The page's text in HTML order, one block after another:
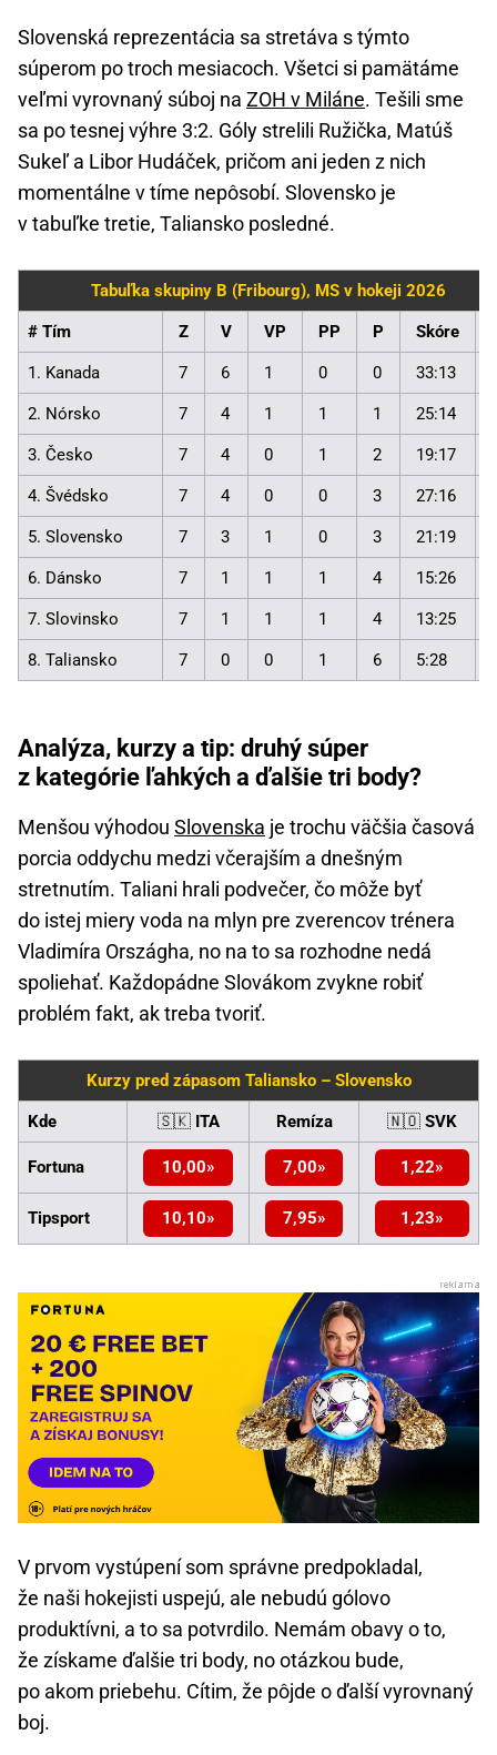
Slovenská reprezentácia sa stretáva s týmto
súperom po troch mesiacoch. Všetci si pamätáme
veľmi vyrovnaný súboj na ZOH v Miláne. Tešili sme
sa po tesnej výhre 3:2. Góly strelili Ružička, Matúš
Sukeľ a Libor Hudáček, pričom ani jeden z nich
momentálne v tíme nepôsobí. Slovensko je
v tabuľke tretie, Taliansko posledné.
Tabuľka skupiny B (Fribourg), MS v hokeji 2026
# Tím Z V VP PP P Skóre
1. Kanada 7 6 1 0 0 33:13
2. Nórsko 7 4 1 1 1 25:14
3. Česko 7 4 0 1 2 19:17
4. Švédsko 7 4 0 0 3 27:16
5. Slovensko 7 3 1 0 3 21:19
6. Dánsko 7 1 1 1 4 15:26
7. Slovinsko 7 1 1 1 4 13:25
8. Taliansko 7 0 0 1 6 5:28
Analýza, kurzy a tip: druhý súper
z kategórie ľahkých a ďalšie tri body?
Menšou výhodou Slovenska je trochu väčšia časová
porcia oddychu medzi včerajším a dnešným
stretnutím. Taliani hrali podvečer, čo môže byť
do istej miery voda na mlyn pre zverencov trénera
Vladimíra Országha, no na to sa rozhodne nedá
spoliehať. Každopádne Slovákom zvykne robiť
problém fakt, ak treba tvoriť.
Kurzy pred zápasom Taliansko – Slovensko
Kde 🇸🇰 ITA Remíza 🇳🇴 SVK
Fortuna 10,00 7,00 1,22
Tipsport 10,10 7,95 1,23
V prvom vystúpení som správne predpokladal,
že naši hokejisti uspejú, ale nebudú gólovo
produktívni, a to sa potvrdilo. Nemám obavy o to,
že získame ďalšie tri body, no otázkou bude,
po akom priebehu. Cítim, že pôjde o ďalší vyrovnaný
boj.